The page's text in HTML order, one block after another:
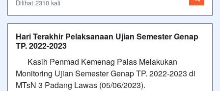
Dilihat 2310 kali
Hari Terakhir Pelaksanaan Ujian Semester Genap
TP. 2022-2023
Kasih Penmad Kemenag Palas Melakukan
Monitoring Ujian Semester Genap TP. 2022-2023 di
MTsN 3 Padang Lawas (05/06/2023).